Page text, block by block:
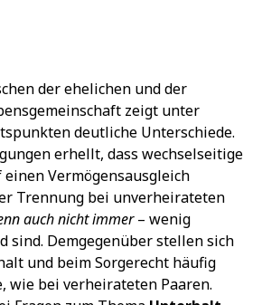
der ehelichen und der
zeigt unter
deutliche Unterschiede.
erhellt, dass wechselseitige
Vermögensausgleich
Trennung bei unverheirateten
auch nicht immer– wenig
sind. Demgegenüber stellen sich
und beim Sorgerecht häufig
wie bei verheirateten Paaren.